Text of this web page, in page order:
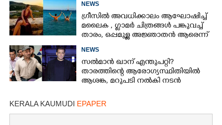
NEWS
ഗ്രീസിൽ അവധിക്കാലം ആഘോഷിച്ച്
മലൈക ,​ ഗ്ലാമർ ചിത്രങ്ങൾ പങ്കുവച്ച്
താരം,​ ഒപ്പമുള്ള അജ്ഞാതൻ ആരെന്ന്
ആരാധകർ
NEWS
സൽമാൻ ഖാന് എന്തുപറ്റി?
താരത്തിന്റെ ആരോഗ്യസ്ഥിതിയിൽ
ആശങ്ക, മറുപടി നൽകി നടൻ
KERALA KAUMUDI EPAPER